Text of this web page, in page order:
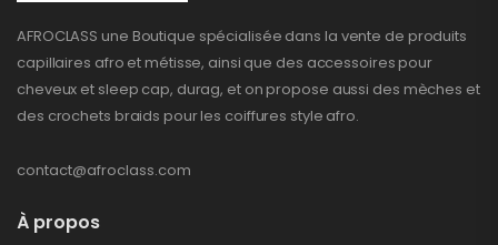
AFROCLASS une Boutique spécialisée dans la vente de produits
capillaires afro et métisse, ainsi que des accessoires pour
cheveux et sleep cap, durag, et on propose aussi des mèches et
des crochets braids pour les coiffures style afro.
contact@afroclass.com
À propos